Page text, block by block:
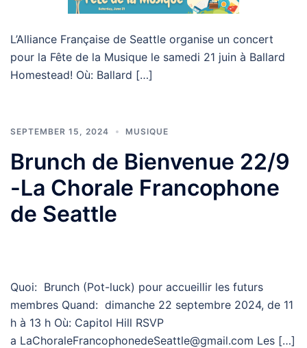
L’Alliance Française de Seattle organise un concert
pour la Fête de la Musique le samedi 21 juin à Ballard
Homestead! Où: Ballard […]
SEPTEMBER 15, 2024 MUSIQUE
Brunch de Bienvenue 22/9
-La Chorale Francophone
de Seattle
Quoi: Brunch (Pot-luck) pour accueillir les futurs
membres Quand: dimanche 22 septembre 2024, de 11
h à 13 h Où: Capitol Hill RSVP
a LaChoraleFrancophonedeSeattle@gmail.com Les […]